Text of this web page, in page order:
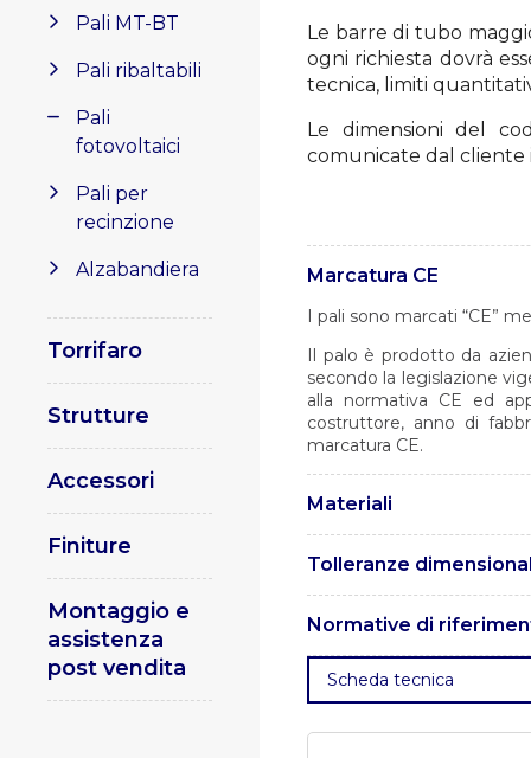
Pali MT-BT
Pali ribaltabili
Pali
fotovoltaici
Pali per
recinzione
Alzabandiera
Torrifaro
Strutture
Accessori
Finiture
Montaggio e
assistenza
post vendita
Le barre di tubo
ogni richiesta dovrà
tecnica, limiti
Le dimensioni del
comunicate dal cliente
Marcatura CE
I pali sono marcati “CE”
Il palo è prodotto da
secondo la legislazione
alla normativa CE ed
costruttore, anno di
marcatura CE.
Materiali
Tolleranze
Normative di
. UNI EN 1461 –
UNI EN 10219 –
fine.. UNI EN 15614 –
qualificazione della
Scheda tecnica